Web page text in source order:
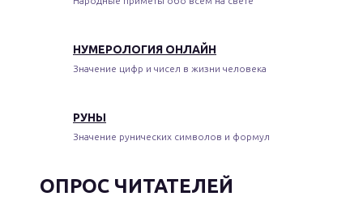
НУМЕРОЛОГИЯ ОНЛАЙН
Значение цифр и чисел в жизни человека
РУНЫ
Значение рунических символов и формул
ОПРОС ЧИТАТЕЛЕЙ